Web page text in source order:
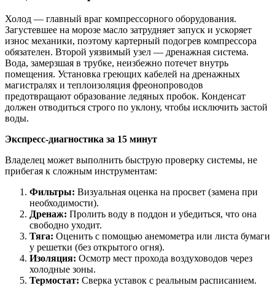
Холод — главный враг компрессорного оборудования.
Загустевшее на морозе масло затрудняет запуск и ускоряет
износ механики, поэтому картерный подогрев компрессора
обязателен. Второй уязвимый узел — дренажная система.
Вода, замерзшая в трубке, неизбежно потечет внутрь
помещения. Установка греющих кабелей на дренажных
магистралях и теплоизоляция фреонопроводов
предотвращают образование ледяных пробок. Конденсат
должен отводиться строго по уклону, чтобы исключить застой
воды.
Экспресс-диагностика за 15 минут
Владелец может выполнить быструю проверку системы, не
прибегая к сложным инструментам:
Фильтры: Визуальная оценка на просвет (замена при
необходимости).
Дренаж: Пролить воду в поддон и убедиться, что она
свободно уходит.
Тяга: Оценить с помощью анемометра или листа бумаги
у решетки (без открытого огня).
Изоляция: Осмотр мест прохода воздуховодов через
холодные зоны.
Термостат: Сверка уставок с реальным расписанием.